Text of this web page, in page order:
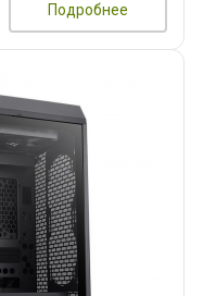
Подробнее